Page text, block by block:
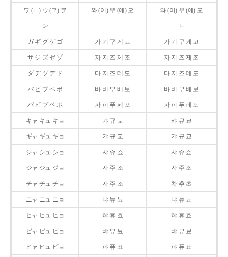
ワ (ヰ) ウ (ヱ) ヲ 와 (이) 우 (에) 오 와 (이) 우 (에) 오
ン ㄴ
ガ ギ グ ゲ ゴ 가 기 구 게 고 가 기 구 게 고
ザ ジ ズ ゼ ゾ 자 지 즈 제 조 자 지 즈 제 조
ダ ヂ ヅ デ ド 다 지 즈 데 도 다 지 즈 데 도
バ ビ ブ ベ ボ 바 비 부 베 보 바 비 부 베 보
パ ピ プ ペ ポ 파 피 푸 페 포 파 피 푸 페 포
キャ キュ キョ 갸 규 교 캬 큐 쿄
ギャ ギュ ギョ 갸 규 교 갸 규 교
シャ シュ ショ 샤 슈 쇼 샤 슈 쇼
ジャ ジュ ジョ 자 주 조 자 주 조
チャ チュ チョ 자 주 조 차 추 초
ニャ ニュ ニョ 냐 뉴 뇨 냐 뉴 뇨
ヒャ ヒュ ヒョ 햐 휴 효 햐 휴 효
ビャ ビュ ビョ 뱌 뷰 뵤 뱌 뷰 뵤
ピャ ピュ ピョ 퍄 퓨 표 퍄 퓨 표